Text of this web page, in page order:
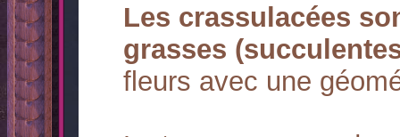
Les crassulacées
grasses
fleurs avec une